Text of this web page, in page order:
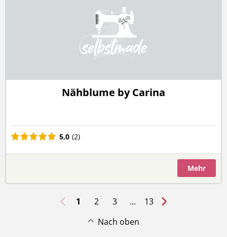
Nähblume by Carina
5,0 (2)
Mehr
1 2 3 ...
13
Nach oben